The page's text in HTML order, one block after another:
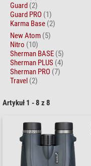
Guard (2)
Guard PRO (1)
Karma Base (2)
New Atom (5)
Nitro (10)
Sherman BASE (5)
Sherman PLUS (4)
Sherman PRO (7)
Travel (2)
Artykuł 1 - 8 z 8